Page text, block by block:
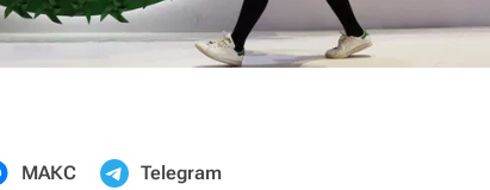
МАКС Telegram